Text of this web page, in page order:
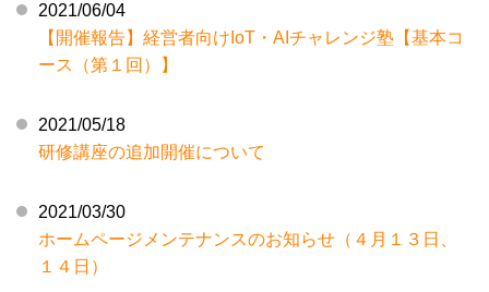
2021/06/04
【開催報告】経営者向けIoT・AIチャレンジ塾【基本コ
ース（第１回）】
2021/05/18
研修講座の追加開催について
2021/03/30
ホームページメンテナンスのお知らせ（４月１３日、
１４日）